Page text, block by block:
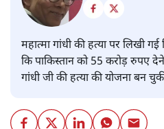
महात्मा गांधी की हत्या पर लिखी
कि पाकिस्तान को 55 करोड़ रुपए
गांधी जी की हत्या की योजना बन